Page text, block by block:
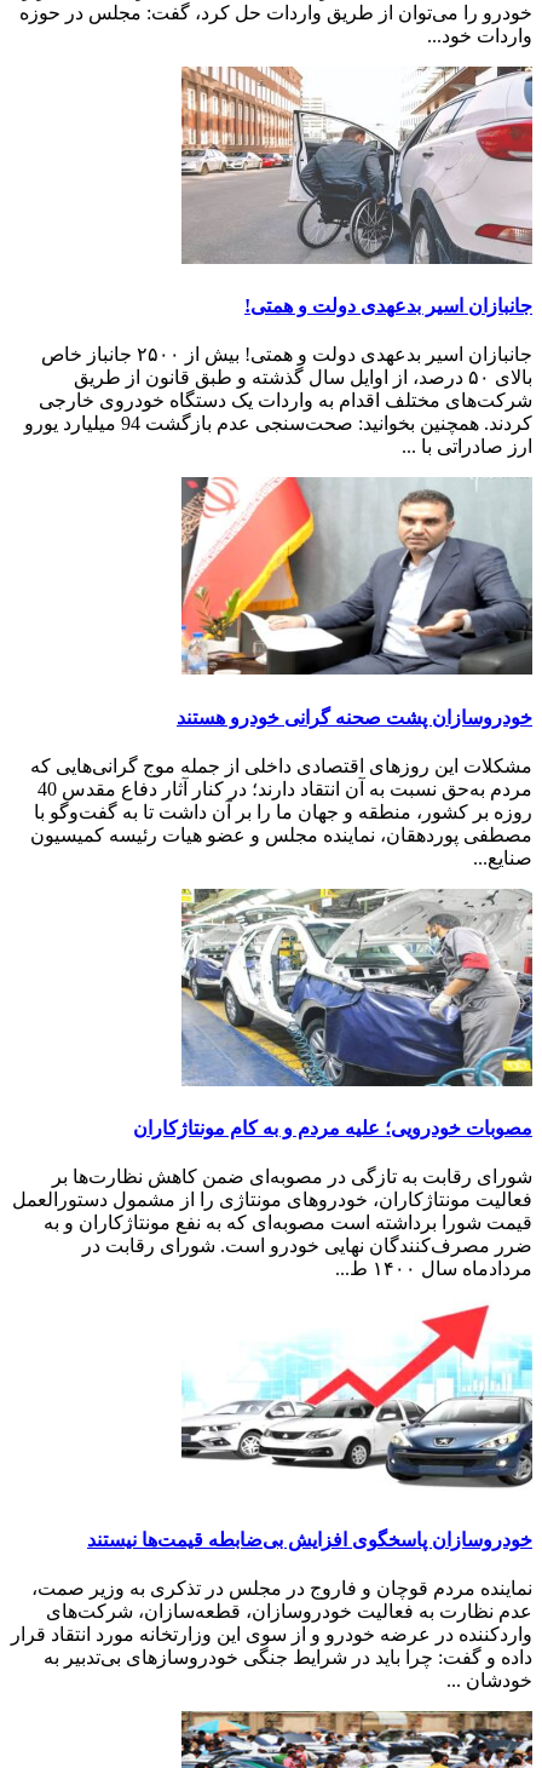
خودرو را می‌توان از طریق واردات حل کرد، گفت: مجلس در حوزه
واردات خود...
جانبازان اسیر بدعهدی دولت و همتی!
جانبازان اسیر بدعهدی دولت و همتی! بیش از ۲۵۰۰ جانباز خاص
بالای ۵۰ درصد، از اوایل سال گذشته و طبق قانون از طریق
شرکت‌های مختلف اقدام به واردات یک دستگاه خودروی خارجی
کردند. همچنین بخوانید: صحت‌سنجی عدم‌ بازگشت 94 میلیارد یورو
ارز صادراتی با ...
خودروسازان پشت صحنه گرانی خودرو هستند
مشکلات این روزهای اقتصادی داخلی از جمله موج گرانی‌هایی که
مردم به‌حق نسبت به آن انتقاد دارند؛ در کنار آثار دفاع مقدس 40
روزه بر کشور، منطقه و جهان ما را بر آن داشت تا به گفت‌وگو با
مصطفی پوردهقان، نماینده مجلس و عضو هیات رئیسه کمیسیون
صنایع...
مصوبات خودرویی؛ علیه مردم و به کام مونتاژکاران
شورای رقابت به تازگی در مصوبه‌ای ضمن کاهش نظارت‌ها بر
فعالیت مونتاژکاران، خودروهای مونتاژی را از مشمول دستورالعمل
قیمت شورا برداشته است مصوبه‌ای که به نفع مونتاژکاران و به
ضرر مصرف‌کنندگان نهایی خودرو است. شورای رقابت در
مردادماه سال ۱۴۰۰ ط...
خودروسازان پاسخگوی افزایش بی‌ضابطه قیمت‌ها نیستند
نماینده مردم قوچان و فاروج در مجلس در تذکری به وزیر صمت،
عدم نظارت به فعالیت خودروسازان، قطعه‌سازان، شرکت‌های
واردکننده در عرضه خودرو و از سوی این وزارتخانه مورد انتقاد قرار
داده و گفت: چرا باید در شرایط جنگی خودروسازهای بی‌تدبیر به
خودشان ...